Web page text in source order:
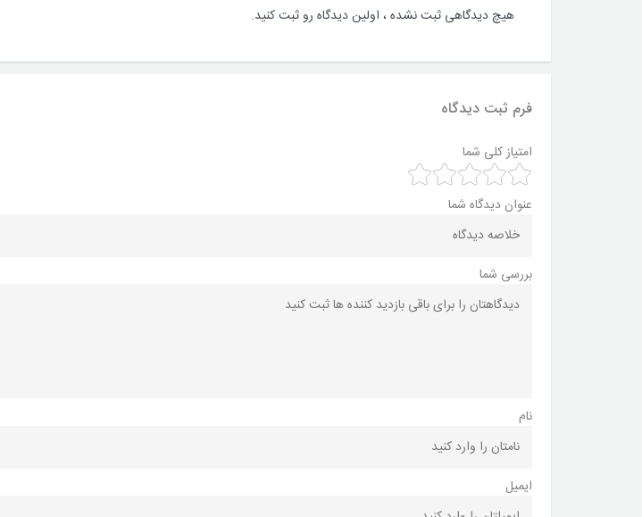
هیچ دیدگاهی ثبت نشده ، اولین دیدگاه رو ثبت کنید.
فرم ثبت دیدگاه
امتیاز کلی شما
عنوان دیدگاه شما
بررسی شما
نام
ایمیل